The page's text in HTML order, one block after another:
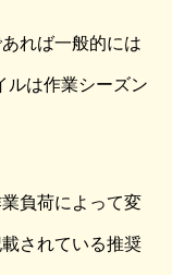
れば一般的には
ルは作業シーズン
負荷によって変
されている推奨